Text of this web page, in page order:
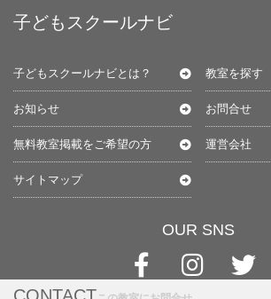
子どもスクールナビ
子どもスクールナビとは？ 教室を探す
お知らせ お問合せ
無料教室掲載をご希望の方 運営会社
サイトマップ
OUR SNS